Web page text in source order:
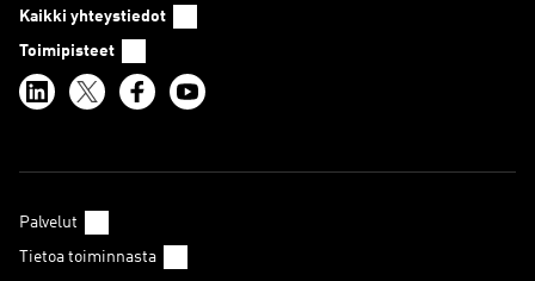
Kaikki yhteystiedot
Toimipisteet
Palvelut
Tietoa toiminnasta